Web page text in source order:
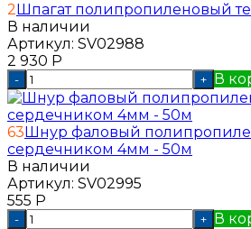
2Шпагат полипропиленовый
В наличии
Артикул: SV02988
2 930 Р
- + В
63Шнур фаловый
сердечником 4мм - 50м
В наличии
Артикул: SV02995
555 Р
- + В